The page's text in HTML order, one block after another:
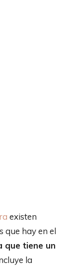
existen
que hay en el
que tiene un
la